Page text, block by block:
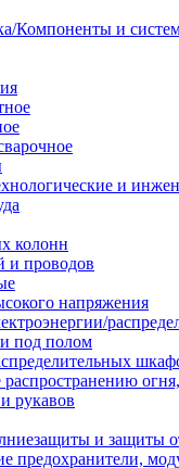
Компоненты и
и
колонн
и проводов
напряжения
под полом
рукавов
и защиты
предохранители,